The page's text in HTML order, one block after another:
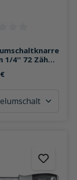
Bewertung
1/4'' 72 Zähne